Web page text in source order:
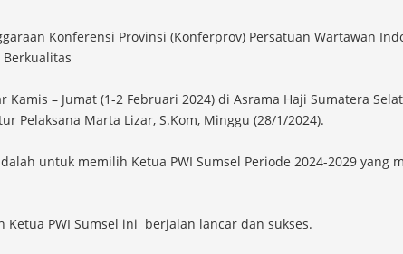
Konferensi Provinsi (Konferprov) Persatuan Wartawan
Kamis – Jumat (1-2 Februari 2024) di Asrama Haji Sumatera
Pelaksana Marta Lizar, S.Kom, Minggu (28/1/2024).
untuk memilih Ketua PWI Sumsel Periode 2024-2029
PWI Sumsel ini berjalan lancar dan sukses.